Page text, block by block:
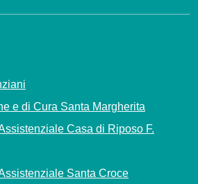
e di Cura Santa Margherita
Casa di Riposo F.
Santa Croce